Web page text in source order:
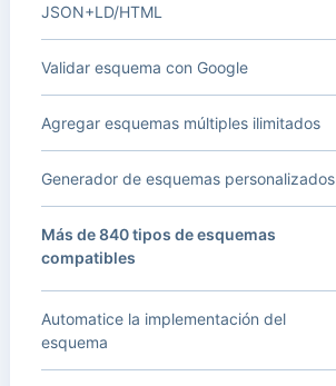
JSON+LD/HTML
Validar esquema con Google
Agregar esquemas múltiples ilimitados
Generador de esquemas personalizados
Más de 840 tipos de esquemas
compatibles
Automatice la implementación del
esquema